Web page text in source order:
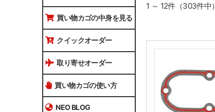
買い物カゴの中身を見る
クイックオーダー
取り寄せオーダー
買い物カゴの使い方
NEO BLOG
1 ～ 12件（303件中）